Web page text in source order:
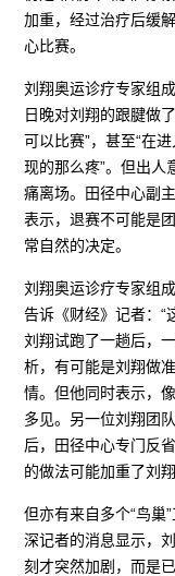
加重，经过治疗后缓
心比赛。
刘翔奥运诊疗专家组
日晚对刘翔的跟腱做
可以比赛”，甚至“在
现的那么疼”。但出人
痛离场。田径中心副
表示，退赛不可能是
常自然的决定。
刘翔奥运诊疗专家组
告诉《财经》记者：“
刘翔试跑了一趟后，
析，有可能是刘翔做
情。但他同时表示，
多见。另一位刘翔团
后，田径中心专门反
的做法可能加重了刘
但亦有来自多个“鸟巢
深记者的消息显示，
刻才突然加剧，而是